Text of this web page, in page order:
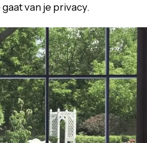
van je privacy.